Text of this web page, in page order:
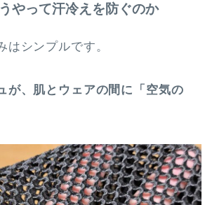
やって汗冷えを防ぐのか
はシンプルです。
が、肌とウェアの間に「空気の